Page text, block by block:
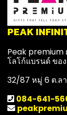
PEAK
Peak premium
โลโก้แบรนด์ ขอ
32/87 หมู่ 6 ต.ล
084-641-